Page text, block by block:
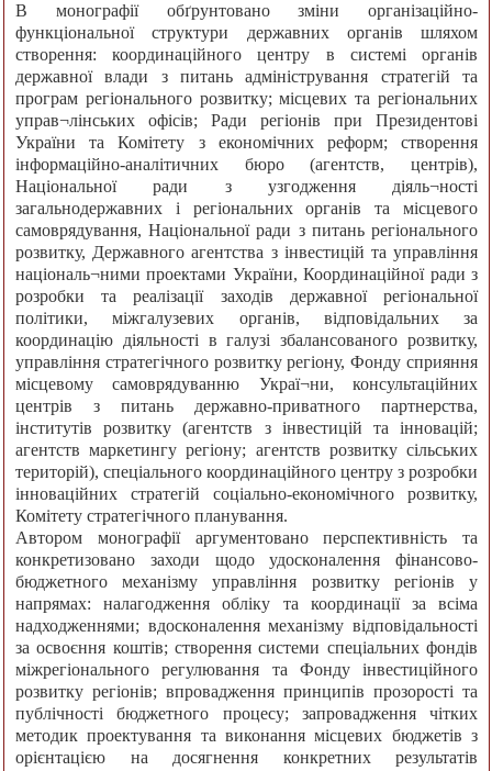
В монографії обґрунтовано зміни організаційно-
функціональної структури державних органів шляхом
створення: координаційного центру в системі органів
державної влади з питань адміністрування стратегій та
програм регіонального розвитку; місцевих та регіональних
управ¬лінських офісів; Ради регіонів при Президентові
України та Комітету з економічних реформ; створення
інформаційно-аналітичних бюро (агентств, центрів),
Національної ради з узгодження діяль¬ності
загальнодержавних і регіональних органів та місцевого
самоврядування, Національної ради з питань регіонального
розвитку, Державного агентства з інвестицій та управління
національ¬ними проектами України, Координаційної ради з
розробки та реалізації заходів державної регіональної
політики, міжгалузевих органів, відповідальних за
координацію діяльності в галузі збалансованого розвитку,
управління стратегічного розвитку регіону, Фонду сприяння
місцевому самоврядуванню Украї¬ни, консультаційних
центрів з питань державно-приватного партнерства,
інститутів розвитку (агентств з інвестицій та інновацій;
агентств маркетингу регіону; агентств розвитку сільських
територій), спеціального координаційного центру з розробки
інноваційних стратегій соціально-економічного розвитку,
Комітету стратегічного планування.
Автором монографії аргументовано перспективність та
конкретизовано заходи щодо удосконалення фінансово-
бюджетного механізму управління розвитку регіонів у
напрямах: налагодження обліку та координації за всіма
надходженнями; вдосконалення механізму відповідальності
за освоєння коштів; створення системи спеціальних фондів
міжрегіонального регулювання та Фонду інвестиційного
розвитку регіонів; впровадження принципів прозорості та
публічності бюджетного процесу; запровадження чітких
методик проектування та виконання місцевих бюджетів з
орієнтацією на досягнення конкретних результатів